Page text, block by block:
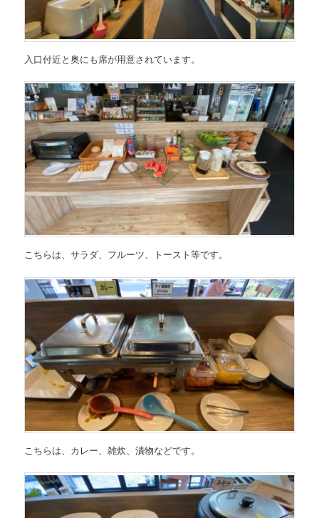
入口付近と奥にも席が用意されています。
こちらは、サラダ、フルーツ、トースト等です。
こちらは、カレー、雑炊、漬物などです。